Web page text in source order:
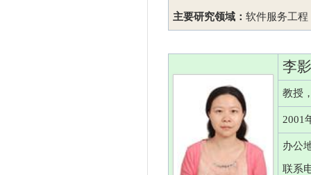
主要研究领域： 软件服务工
李影
教授
2001
办公
联系